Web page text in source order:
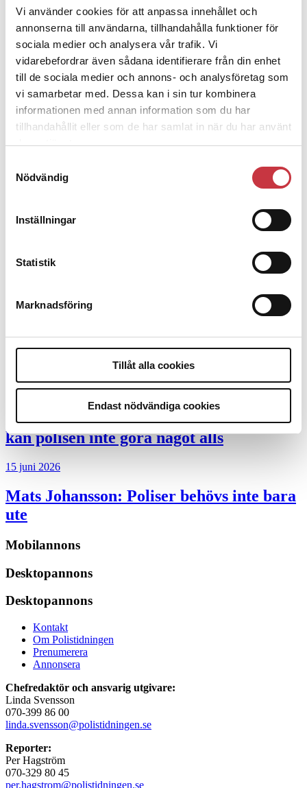
Vi använder cookies för att anpassa innehållet och
annonserna till användarna, tillhandahålla funktioner för
sociala medier och analysera vår trafik. Vi
vidarebefordrar även sådana identifierare från din enhet
till de sociala medier och annons- och analysföretag som
vi samarbetar med. Dessa kan i sin tur kombinera
informationen med annan information som du har
tillhandahållit eller som de har samlat in när du har använt
deras tjänster.
Nödvändig
Inställningar
Statistik
Marknadsföring
Tillåt alla cookies
Endast nödvändiga cookies
Jens Mårtensson:Snart 20 år i tjänst – nu
ska han lära sig grunderna
4 juni 2026
Polisregionen erkänner fel: ”Kommer att
rättas till”
9 juli 2026
kunskapsstyrning – inte om forskarnas
Replik:Det är inte evidenskrav som
bakbinder polisen
7 juli 2026
Debatt:Med för höga krav på evidens
kan polisen inte göra något alls
15 juni 2026
Mats Johansson: Poliser behövs inte bara
ute
Mobilannons
Desktopannons
Desktopannons
Kontakt
Om Polistidningen
Prenumerera
Annonsera
Chefredaktör och ansvarig utgivare:
Linda Svensson
070-399 86 00
linda.svensson@polistidningen.se
Reporter:
Per Hagström
070-329 80 45
per.hagstrom@polistidningen.se